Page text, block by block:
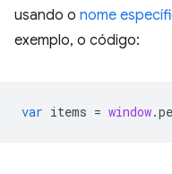
usando o nome
exemplo, o código:
var items = window.